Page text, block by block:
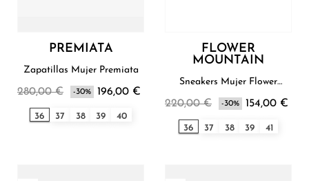
PREMIATA
Zapatillas Mujer Premiata
280,00 € -30% 196,00 €
36 37 38 39 40
FLOWER
MOUNTAIN
Sneakers Mujer Flower
220,00 € -30% 154,00 €
36 37 38 39 41